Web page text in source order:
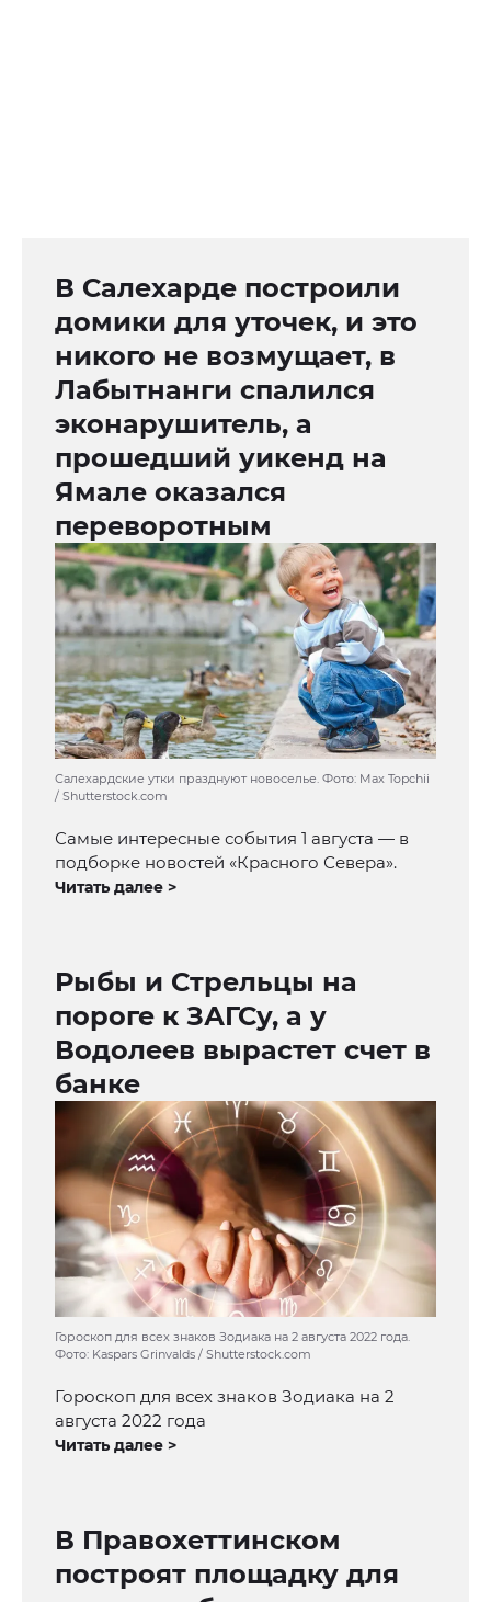
В Салехарде построили
домики для уточек, и это
никого не возмущает, в
Лабытнанги спалился
эконарушитель, а
прошедший уикенд на
Ямале оказался
переворотным
Салехардские утки празднуют новоселье. Фото: Max Topchii
/ Shutterstock.com
Самые интересные события 1 августа — в
подборке новостей «Красного Севера».
Читать далее >
Рыбы и Стрельцы на
пороге к ЗАГСу, а у
Водолеев вырастет счет в
банке
Гороскоп для всех знаков Зодиака на 2 августа 2022 года.
Фото: Kaspars Grinvalds / Shutterstock.com
Гороскоп для всех знаков Зодиака на 2
августа 2022 года
Читать далее >
В Правохеттинском
построят площадку для